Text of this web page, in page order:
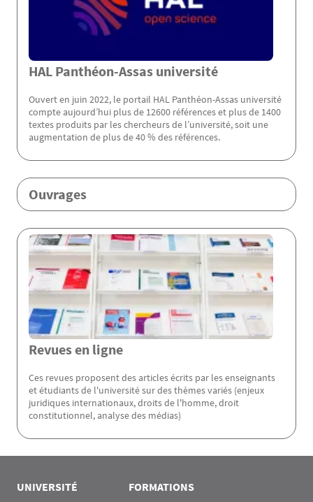
HAL Panthéon-Assas université
Ouvert en juin 2022, le portail HAL Panthéon-Assas université
compte aujourd’hui plus de 12600 références et plus de 1400
textes produits par les chercheurs de l’université, soit une
augmentation de plus de 40 % des références.
Ouvrages
Revues en ligne
Ces revues proposent des articles écrits par les enseignants
et étudiants de l'université sur des thèmes variés (enjeux
juridiques internationaux, droits de l'homme, droit
constitutionnel, analyse des médias)
UNIVERSITÉ FORMATIONS